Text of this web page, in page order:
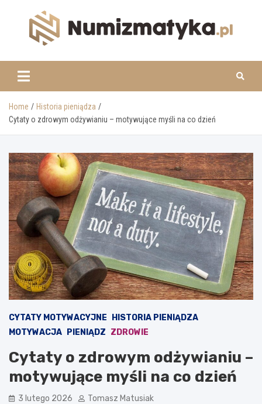
www.numizmatyka.pl
Home
Historia pieniądza
Cytaty o zdrowym odżywianiu – motywujące myśli na co dzień
CYTATY MOTYWACYJNE
HISTORIA PIENIĄDZA
MOTYWACJA
PIENIĄDZ ZDROWIE
Cytaty o zdrowym odżywianiu –
motywujące myśli na co dzień
3 lutego 2026 Tomasz Matusiak